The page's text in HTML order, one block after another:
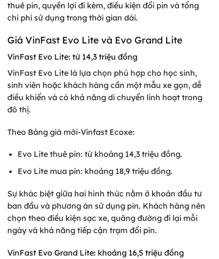
thuê pin, quyền lợi đi kèm, điều kiện đổi pin và tổng
chi phí sử dụng trong thời gian dài.
Giá VinFast Evo Lite và Evo Grand Lite
VinFast Evo Lite: từ 14,3 triệu đồng
VinFast Evo Lite là lựa chọn phù hợp cho học sinh,
sinh viên hoặc khách hàng cần một mẫu xe gọn, dễ
điều khiển và có khả năng di chuyển linh hoạt trong
đô thị.
Theo Bảng giá mới-Vinfast Ecoxe:
Evo Lite thuê pin: từ khoảng 14,3 triệu đồng.
Evo Lite mua pin: khoảng 18,9 triệu đồng.
Sự khác biệt giữa hai hình thức nằm ở khoản đầu tư
ban đầu và phương án sử dụng pin. Khách hàng nên
chọn theo điều kiện sạc xe, quãng đường đi lại mỗi
ngày và khả năng tiếp cận trạm đổi pin.
VinFast Evo Grand Lite: khoảng 16,5 triệu đồng